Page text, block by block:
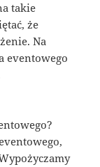
takie
że
Na
eventowego